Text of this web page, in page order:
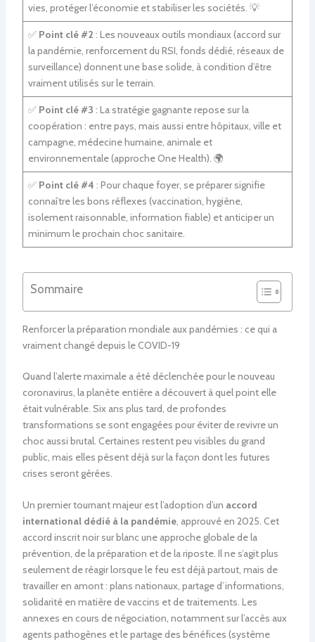
vies, protéger l’économie et stabiliser les sociétés. 💡
✅ Point clé #2 : Les nouveaux outils mondiaux (accord sur
la pandémie, renforcement du RSI, fonds dédié, réseaux de
surveillance) donnent une base solide, à condition d’être
vraiment utilisés sur le terrain.
✅ Point clé #3 : La stratégie gagnante repose sur la
coopération : entre pays, mais aussi entre hôpitaux, ville et
campagne, médecine humaine, animale et
environnementale (approche One Health). 🌍
✅ Point clé #4 : Pour chaque foyer, se préparer signifie
connaître les bons réflexes (vaccination, hygiène,
isolement raisonnable, information fiable) et anticiper un
minimum le prochain choc sanitaire.
Sommaire
Renforcer la préparation mondiale aux pandémies : ce qui a
vraiment changé depuis le COVID-19
Quand l’alerte maximale a été déclenchée pour le nouveau
coronavirus, la planète entière a découvert à quel point elle
était vulnérable. Six ans plus tard, de profondes
transformations se sont engagées pour éviter de revivre un
choc aussi brutal. Certaines restent peu visibles du grand
public, mais elles pèsent déjà sur la façon dont les futures
crises seront gérées.
Un premier tournant majeur est l’adoption d’un accord
international dédié à la pandémie, approuvé en 2025. Cet
accord inscrit noir sur blanc une approche globale de la
prévention, de la préparation et de la riposte. Il ne s’agit plus
seulement de réagir lorsque le feu est déjà partout, mais de
travailler en amont : plans nationaux, partage d’informations,
solidarité en matière de vaccins et de traitements. Les
annexes en cours de négociation, notamment sur l’accès aux
agents pathogènes et le partage des bénéfices (système